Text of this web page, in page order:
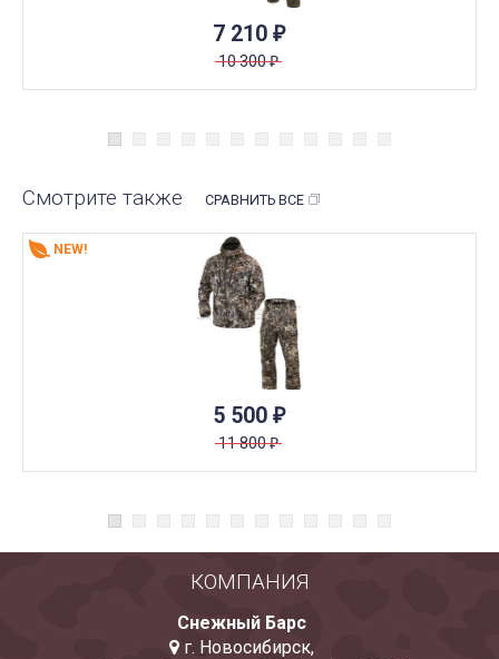
7 210 ₽
10 300₽
Смотрите также СРАВНИТЬ ВСЕ
5 500 ₽
11 800₽
NEW!
КОМПАНИЯ
Снежный Барс
г. Новосибирск,